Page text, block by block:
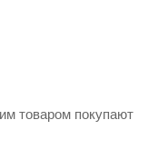
товаром покупают